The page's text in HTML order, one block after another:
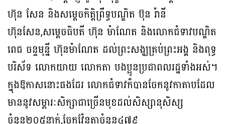
ហ៊ុន សែន និងសម្ដេចកិត្តិព្រឹទ្ធបណ្ឌិត ប៊ុន រ៉ានី
ហ៊ុនសែន,សម្ដេចធិបតី ហ៊ុន ម៉ាណែត និងលោកជំទាវបណ្ឌិត
ពេជ ចន្ទមុន្នី ហ៊ុនម៉ាណែត ដល់ព្រះសង្ឃគ្រប់ព្រះអង្គ និងពុទ្ធ
បរិស័ទ លោកយាយ លោកតា បងប្អូនប្រជាពលរដ្ឋទាំងអស់។
ក្នុងឱកាសនោះផងដែរ លោកជំទាវក៏បានចែកនូវកាតាបដែល
មាននូវសម្ភារៈសិក្សាជាច្រើនមុខដល់សិស្សានុសិស្ស